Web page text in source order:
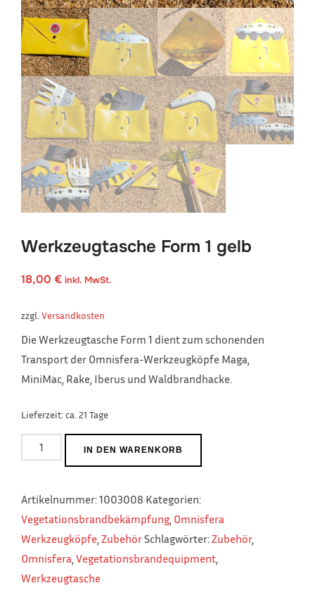
Werkzeugtasche Form 1 gelb
18,00 € inkl. MwSt.
zzgl. Versandkosten
Die Werkzeugtasche Form 1 dient zum schonenden
Transport der Omnisfera-Werkzeugköpfe Maga,
MiniMac, Rake, Iberus und Waldbrandhacke.
Lieferzeit: ca. 21 Tage
Werkzeugtasche
Form
gelb
Menge
IN DEN WARENKORB
Artikelnummer:1003008 Kategorien:
Vegetationsbrandbekämpfung, Omnisfera
Werkzeugköpfe,ZubehörSchlagwörter:Zubehör,
Omnisfera,Vegetationsbrandequipment,
Werkzeugtasche